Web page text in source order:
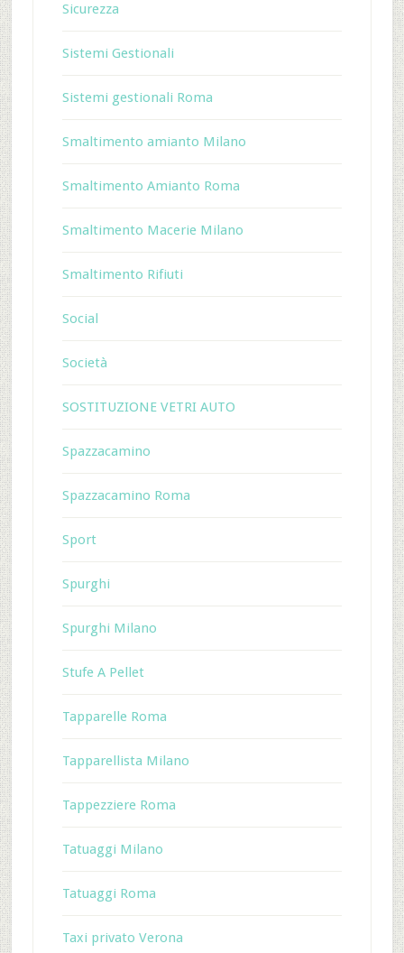
Sicurezza
Sistemi Gestionali
Sistemi gestionali Roma
Smaltimento amianto Milano
Smaltimento Amianto Roma
Smaltimento Macerie Milano
Smaltimento Rifiuti
Social
Società
SOSTITUZIONE VETRI AUTO
Spazzacamino
Spazzacamino Roma
Sport
Spurghi
Spurghi Milano
Stufe A Pellet
Tapparelle Roma
Tapparellista Milano
Tappezziere Roma
Tatuaggi Milano
Tatuaggi Roma
Taxi privato Verona